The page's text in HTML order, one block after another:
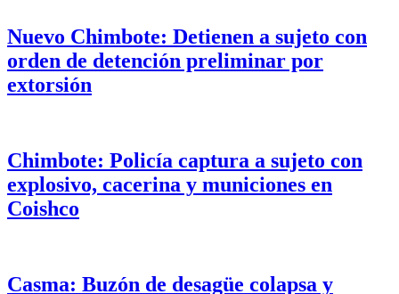
Nuevo Chimbote: Detienen a sujeto con
orden de detención preliminar por
extorsión
Chimbote: Policía captura a sujeto con
explosivo, cacerina y municiones en
Coishco
Casma: Buzón de desagüe colapsa y